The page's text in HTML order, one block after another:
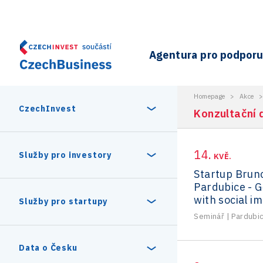
Agentura pro
CzechInvest
O nás
Interní projekty
30 let CzechInvestu
Služby pro investory
Statistika investičních projektů
Investiční pobídky a dotace
Služby pro startupy
Czechia Dealroom
Data o Česku
Homepage > Akce >
Konzultační
14. KVĚ.
Startup
Pardubice -
with social
Seminář |